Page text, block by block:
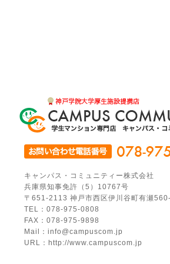
キャンパス・コミュニティー株式会社
兵庫県知事免許（5）10767号
〒651-2113 神戸市西区伊川谷町有瀬
TEL：078-975-0808
FAX：078-975-9898
Mail：info@campuscom.jp
URL：http://www.campuscom.jp